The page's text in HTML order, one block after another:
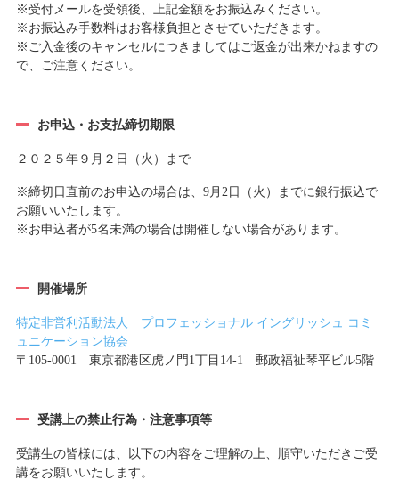
※受付メールを受領後、上記金額をお振込みください。
※お振込み手数料はお客様負担とさせていただきます。
※ご入金後のキャンセルにつきましてはご返金が出来かねますの
で、ご注意ください。
お申込・お支払締切期限
２０２５年９月２日（火）まで
※締切日直前のお申込の場合は、9月2日（火）までに銀行振込で
お願いいたします。
※お申込者が5名未満の場合は開催しない場合があります。
開催場所
特定非営利活動法人 プロフェッショナル イングリッシュ コミ
ュニケーション協会
〒105-0001 東京都港区虎ノ門1丁目14-1 郵政福祉琴平ビル5階
受講上の禁止行為・注意事項等
受講生の皆様には、以下の内容をご理解の上、順守いただきご受
講をお願いいたします。